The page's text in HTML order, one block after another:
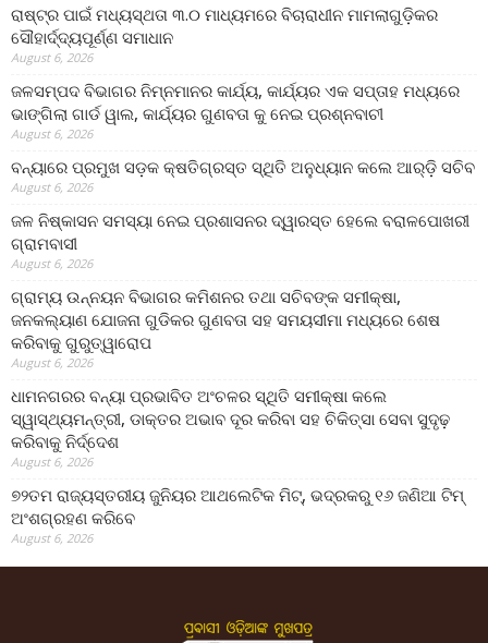
ରାଷ୍ଟ୍ର ପାଇଁ ମଧ୍ୟସ୍ଥତା ୩.୦ ମାଧ୍ୟମରେ ବିଚାରାଧୀନ ମାମଲାଗୁଡ଼ିକର
ସୌହାର୍ଦ୍ଦ୍ୟପୂର୍ଣ୍ଣ ସମାଧାନ
August 6, 2026
ଜଳସମ୍ପଦ ବିଭାଗର ନିମ୍ନମାନର କାର୍ଯ୍ୟ, କାର୍ଯ୍ୟର ଏକ ସପ୍ତାହ ମଧ୍ୟରେ
ଭାଙ୍ଗିଲା ଗାର୍ଡ ୱାଲ, କାର୍ଯ୍ୟର ଗୁଣବତା କୁ ନେଇ ପ୍ରଶ୍ନବାଚୀ
August 6, 2026
ବନ୍ୟାରେ ପ୍ରମୁଖ ସଡ଼କ କ୍ଷତିଗ୍ରସ୍ତ ସ୍ଥିତି ଅନୁଧ୍ୟାନ କଲେ ଆର୍‌ଡ଼ି ସଚିବ
August 6, 2026
ଜଳ ନିଷ୍କାସନ ସମସ୍ୟା ନେଇ ପ୍ରଶାସନର ଦ୍ୱାରସ୍ତ ହେଲେ ବରାଳପୋଖରୀ
ଗ୍ରାମବାସୀ
August 6, 2026
ଗ୍ରାମ୍ୟ ଉନ୍ନୟନ ବିଭାଗର କମିଶନର ତଥା ସଚିବଙ୍କ ସମୀକ୍ଷା,
ଜନକଲ୍ୟାଣ ଯୋଜନା ଗୁଡିକର ଗୁଣବତା ସହ ସମୟସୀମା ମଧ୍ୟରେ ଶେଷ
କରିବାକୁ ଗୁରୁତ୍ୱାରୋପ
August 6, 2026
ଧାମନଗରର ବନ୍ୟା ପ୍ରଭାବିତ ଅଂଚଳର ସ୍ଥିତି ସମୀକ୍ଷା କଲେ
ସ୍ୱାସ୍ଥ୍ୟମନ୍ତ୍ରୀ, ଡାକ୍ତର ଅଭାବ ଦୂର କରିବା ସହ ଚିକିତ୍ସା ସେବା ସୁଦୃଢ଼
କରିବାକୁ ନିର୍ଦ୍ଦେଶ
August 6, 2026
୭୨ତମ ରାଜ୍ୟସ୍ତରୀୟ ଜୁନିୟର ଆଥଲେଟିକ ମିଟ୍‌, ଭଦ୍ରକରୁ ୧୬ ଜଣିଆ ଟିମ୍
ଅଂଶଗ୍ରହଣ କରିବେ
August 6, 2026